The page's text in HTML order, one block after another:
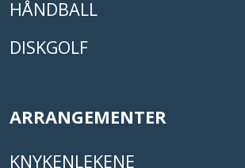
HÅNDBALL
DISKGOLF
ARRANGEMENTER
KNYKENLEKENE